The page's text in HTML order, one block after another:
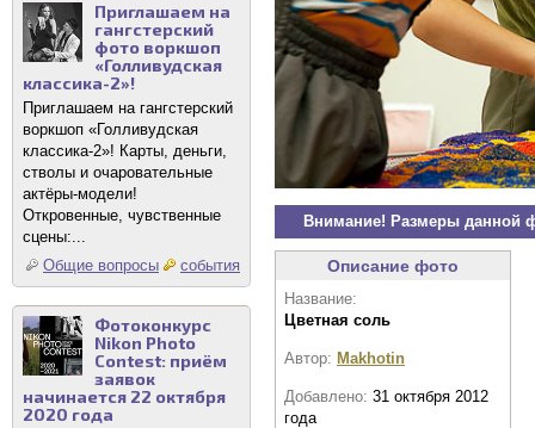
Приглашаем на
гангстерский
фото воркшоп
«Голливудская
классика-2»!
Приглашаем на гангстерский
воркшоп «Голливудская
классика-2»! Карты, деньги,
стволы и очаровательные
актёры-модели!
Откровенные, чувственные
сцены:...
Общие вопросы
события
Фотоконкурс
Nikon Photo
Contest: приём
заявок
начинается 22 октября
2020 года
Внимание! Размеры данной
Описание фото
Название:
Цветная соль
Автор: Makhotin
Добавлено: 31 октября 2012
года